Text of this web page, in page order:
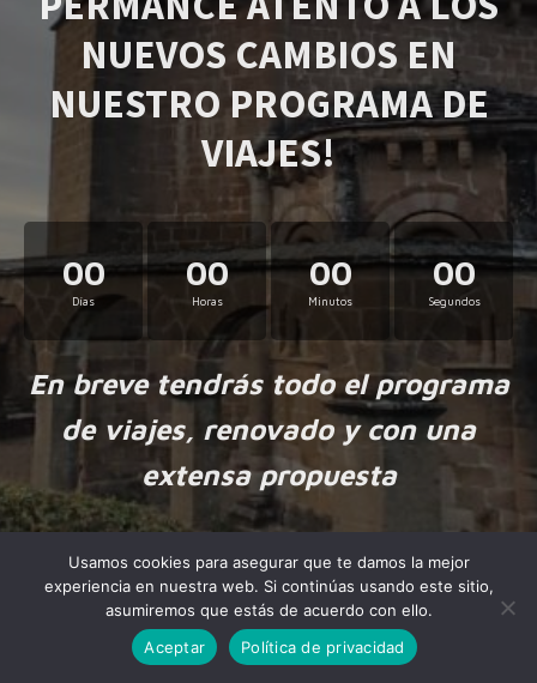
NUEVOS CAMBIOS EN
NUESTRO PROGRAMA DE
VIAJES!
00
Días
00
Horas
00
Minutos
00
Segundos
En breve tendrás todo el programa
de viajes, renovado y con una
extensa propuesta
Made byNiteoThemeswith love.
Usamos cookies para asegurar que te damos la mejor
experiencia en nuestra web. Si continúas usando este sitio,
asumiremos que estás de acuerdo con ello.
Aceptar
Política de privacidad